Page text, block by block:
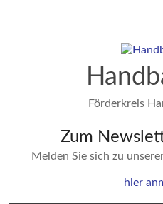
Förderkreis
Zum
Melden Sie sich zu
hier